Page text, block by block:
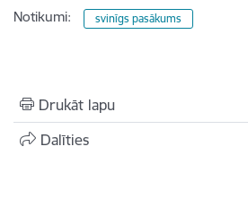
Notikumi: svinīgs pasākums
Drukāt lapu
Dalīties